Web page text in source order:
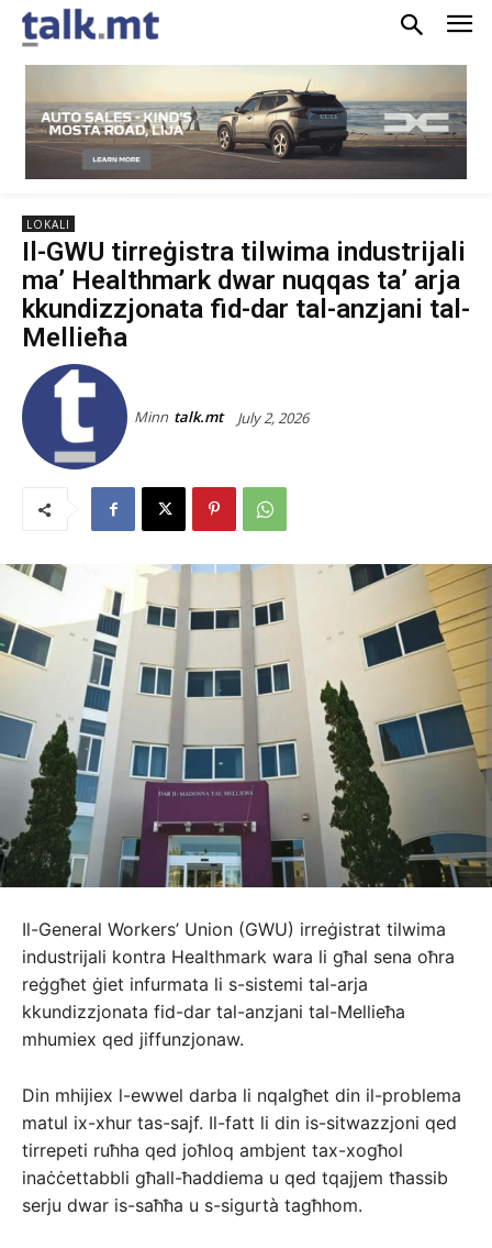
LOKALI
Il-GWU tirreġistra tilwima industrijali
ma’ Healthmark dwar nuqqas ta’ arja
kkundizzjonata fid-dar tal-anzjani tal-
Mellieħa
Minn talk.mt July 2, 2026
Il-General Workers’ Union (GWU) irreġistrat tilwima
industrijali kontra Healthmark wara li għal sena oħra
reġgħet ġiet infurmata li s-sistemi tal-arja
kkundizzjonata fid-dar tal-anzjani tal-Mellieħa
mhumiex qed jiffunzjonaw.
Din mhijiex l-ewwel darba li nqalgħet din il-problema
matul ix-xhur tas-sajf. Il-fatt li din is-sitwazzjoni qed
tirrepeti ruħha qed joħloq ambjent tax-xogħol
inaċċettabbli għall-ħaddiema u qed tqajjem tħassib
serju dwar is-saħħa u s-sigurtà tagħhom.